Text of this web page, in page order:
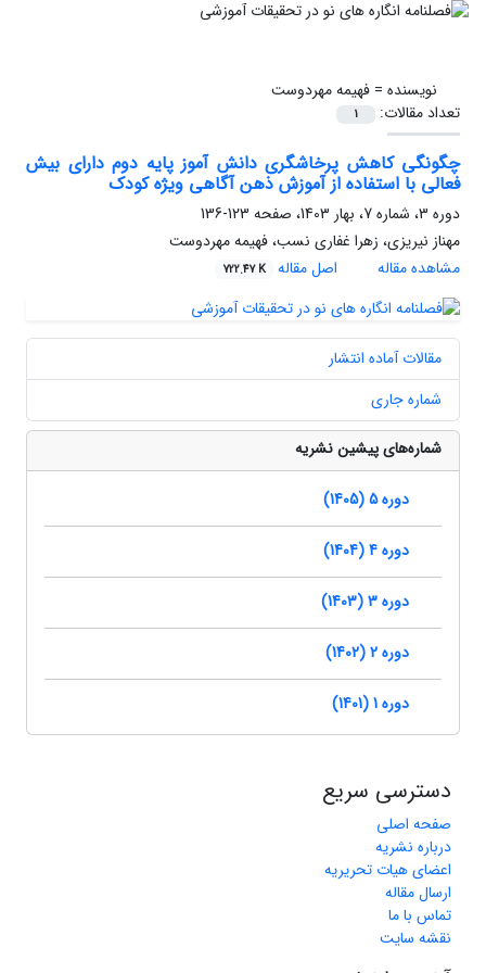
نویسنده =فهیمه مهردوست
تعداد مقالات:
1
چگونگی کاهش پرخاشگری دانش ‏آموز پایه دوم دارای بیش
‏فعالی با استفاده از آموزش ذهن‏ آگاهی ویژه کودک
دوره 3، شماره 7، بهار 1403، صفحه
123-136
مهناز نیریزی، زهرا غفاری نسب، فهیمه مهردوست
مشاهده مقاله
اصل مقاله 722.47 K
مقالات آماده انتشار
شماره جاری
شماره‌های پیشین نشریه
دوره 5 (1405)
دوره 4 (1404)
دوره 3 (1403)
دوره 2 (1402)
دوره 1 (1401)
دسترسی سریع
صفحه اصلی
درباره نشریه
اعضای هیات تحریریه
ارسال مقاله
تماس با ما
نقشه سایت